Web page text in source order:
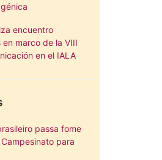
encuentro
marco de la VIII
en el IALA
passa fome
para